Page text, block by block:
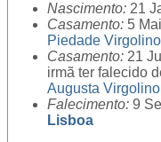
Nascimento: 21
Casamento: 5
Piedade Virgolino
Casamento: 21
irmã ter falecido
Augusta Virgolino
Falecimento: 9
Lisboa